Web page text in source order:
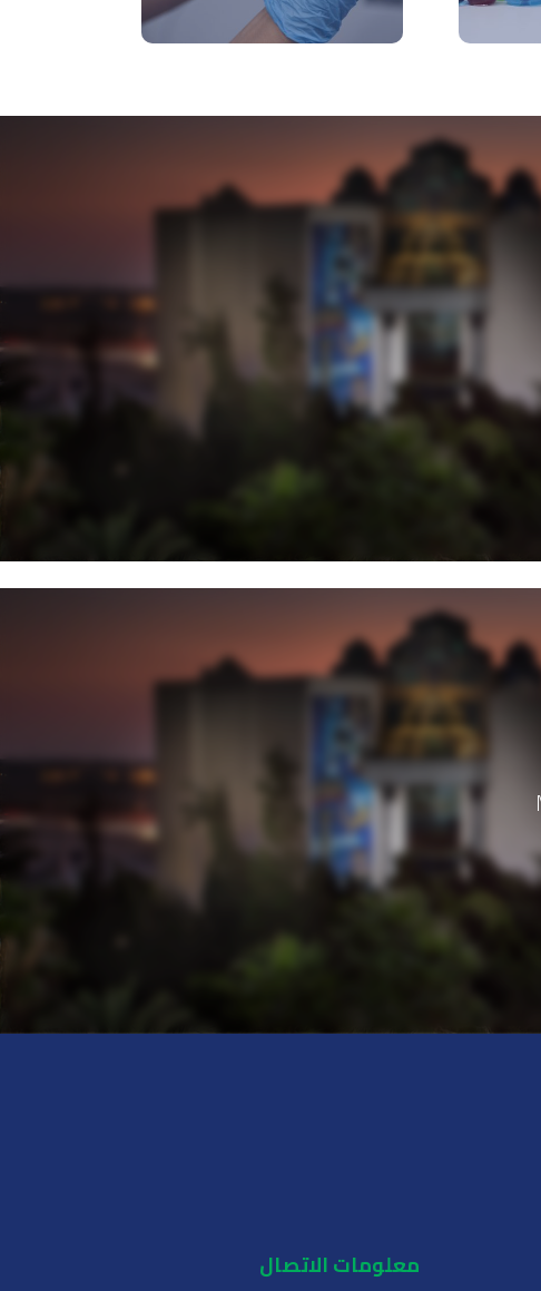
معلومات الاتصال